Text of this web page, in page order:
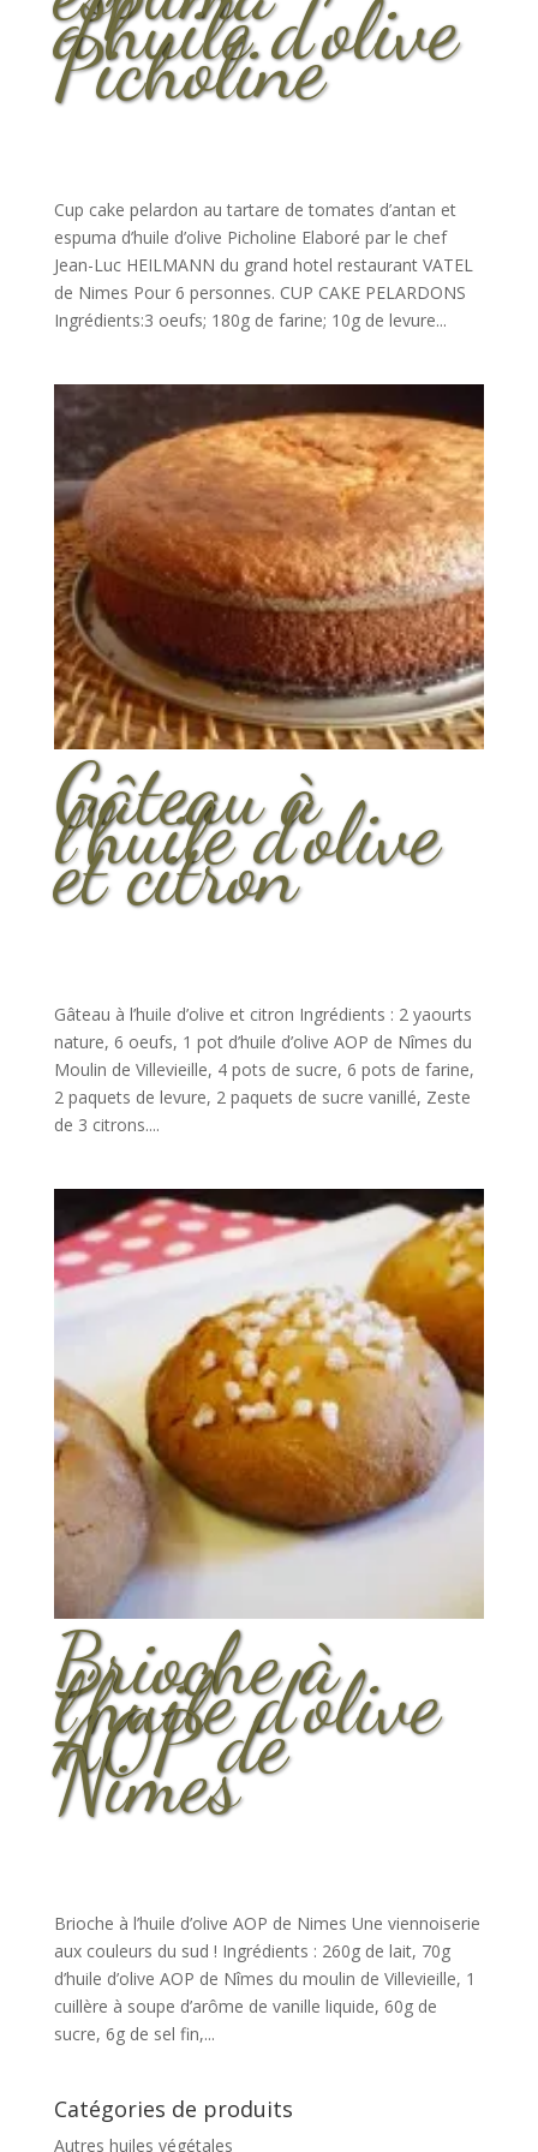
d’huile d’olive
Picholine
Cup cake pelardon au tartare de tomates d’antan et
espuma d’huile d’olive Picholine Elaboré par le chef
Jean-Luc HEILMANN du grand hotel restaurant VATEL
de Nimes Pour 6 personnes. CUP CAKE PELARDONS
Ingrédients:3 oeufs; 180g de farine; 10g de levure...
Gâteau à
l’huile d’olive
et citron
Gâteau à l’huile d’olive et citron Ingrédients : 2 yaourts
nature, 6 oeufs, 1 pot d’huile d’olive AOP de Nîmes du
Moulin de Villevieille, 4 pots de sucre, 6 pots de farine,
2 paquets de levure, 2 paquets de sucre vanillé, Zeste
de 3 citrons....
Brioche à
l’huile d’olive
AOP de
Nimes
Brioche à l’huile d’olive AOP de Nimes Une viennoiserie
aux couleurs du sud ! Ingrédients : 260g de lait, 70g
d’huile d’olive AOP de Nîmes du moulin de Villevieille, 1
cuillère à soupe d’arôme de vanille liquide, 60g de
sucre, 6g de sel fin,...
Catégories de produits
Autres huiles végétales